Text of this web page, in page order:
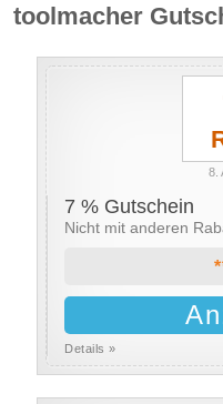
toolmacher
8.
7 % Gutschein
Nicht mit anderen
Details »